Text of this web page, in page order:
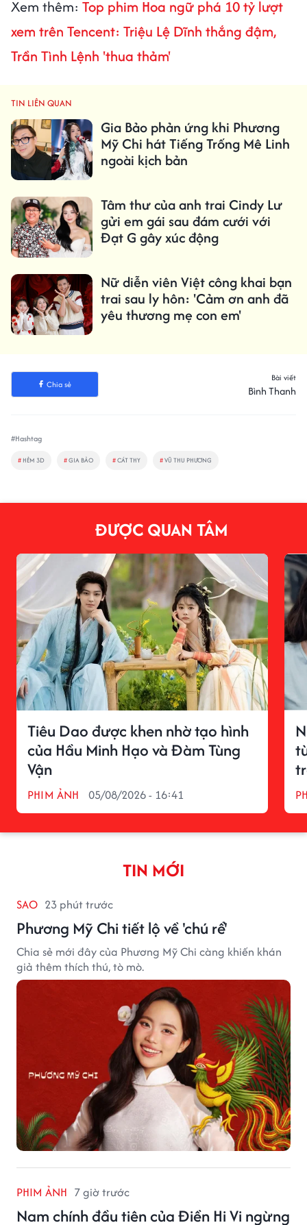
Xem thêm: Top phim Hoa ngữ phá 10 tỷ lượt
xem trên Tencent: Triệu Lệ Dĩnh thắng đậm,
Trần Tình Lệnh 'thua thảm'
TIN LIÊN QUAN
Gia Bảo phản ứng khi Phương
Mỹ Chi hát Tiếng Trống Mê Linh
ngoài kịch bản
Tâm thư của anh trai Cindy Lư
gửi em gái sau đám cưới với
Đạt G gây xúc động
Nữ diễn viên Việt công khai bạn
trai sau ly hôn: 'Cảm ơn anh đã
yêu thương mẹ con em'
Chia sẻ
Bài viết
Bình Thanh
#Hashtag
# HẺM 3D #GIA BẢO #CÁT THY #VŨ THU PHƯƠNG
ĐƯỢC QUAN TÂM
Tiêu Dao được khen nhờ tạo hình
của Hầu Minh Hạo và Đàm Tùng
Vận
PHIM ẢNH 05/08/2026 - 16:41
TIN MỚI
SAO 23 phút trước
Phương Mỹ Chi tiết lộ về 'chú rể'
Chia sẻ mới đây của Phương Mỹ Chi càng khiến khán
giả thêm thích thú, tò mò.
PHIM ẢNH 7 giờ trước
Nam chính đầu tiên của Điền Hi Vi ngừng